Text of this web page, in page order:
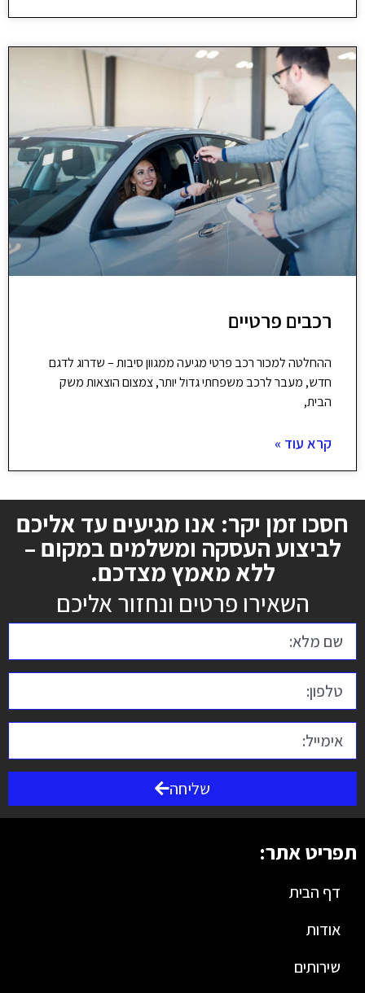
רכבים פרטיים
ההחלטה למכור רכב פרטי מגיעה ממגוון סיבות – שדרוג לדגם
חדש, מעבר לרכב משפחתי גדול יותר, צמצום הוצאות משק
הבית,
קרא עוד »
חסכו זמן יקר: אנו מגיעים עד אליכם
לביצוע העסקה ומשלמים במקום –
ללא מאמץ מצדכם.
השאירו פרטים ונחזור אליכם
שליחה
תפריט אתר:
דף הבית
אודות
שירותים